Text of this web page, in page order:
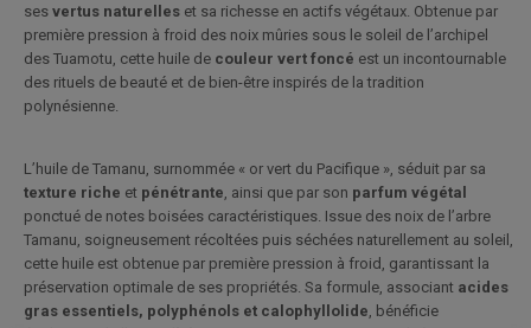
ses vertus naturelles et sa richesse en actifs végétaux. Obtenue par
première pression à froid des noix mûries sous le soleil de l’archipel
des Tuamotu, cette huile de couleur vert foncé est un incontournable
des rituels de beauté et de bien-être inspirés de la tradition
polynésienne.
L’huile de Tamanu, surnommée « or vert du Pacifique », séduit par sa
texture riche et pénétrante , ainsi que par son parfum végétal
ponctué de notes boisées caractéristiques. Issue des noix de l’arbre
Tamanu, soigneusement récoltées puis séchées naturellement au soleil,
cette huile est obtenue par première pression à froid, garantissant la
préservation optimale de ses propriétés. Sa formule, associant acides
gras essentiels, polyphénols et calophyllolide , bénéficie